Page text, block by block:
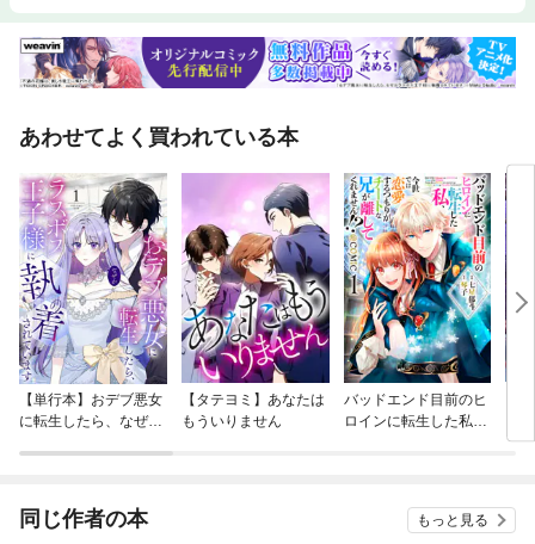
あわせてよく買われている本
【単行本】おデブ悪女
に転生したら、なぜか
【タテヨミ】あなたは
もういりません
バッドエンド目前のヒ
ロインに転生した私、
同じ作者の本 もっと見る